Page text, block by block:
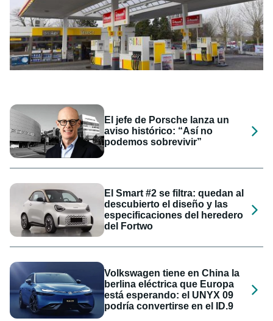
El jefe de Porsche lanza un
aviso histórico: “Así no
podemos sobrevivir”
El Smart #2 se filtra: quedan al
descubierto el diseño y las
especificaciones del heredero
del Fortwo
Volkswagen tiene en China la
berlina eléctrica que Europa
está esperando: el UNYX 09
podría convertirse en el ID.9